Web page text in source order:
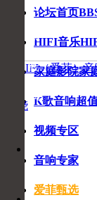
响
家
线
咨
询
藏
收
藏
本
页
论坛首页
HIFI音乐
家庭影院家
K歌音响超
视频专区
音响专家
爱菲甄选
爱HIFI（爱菲）
毒烧